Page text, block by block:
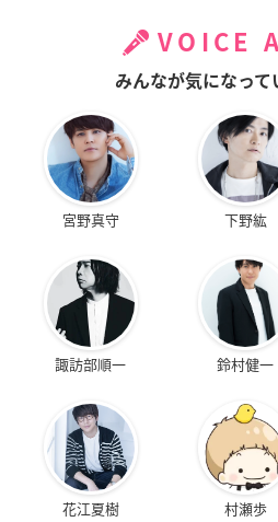
VOICE
みんなが気になって
宮野真守 下野紘
諏訪部順一 鈴村健一
花江夏樹 村瀬歩